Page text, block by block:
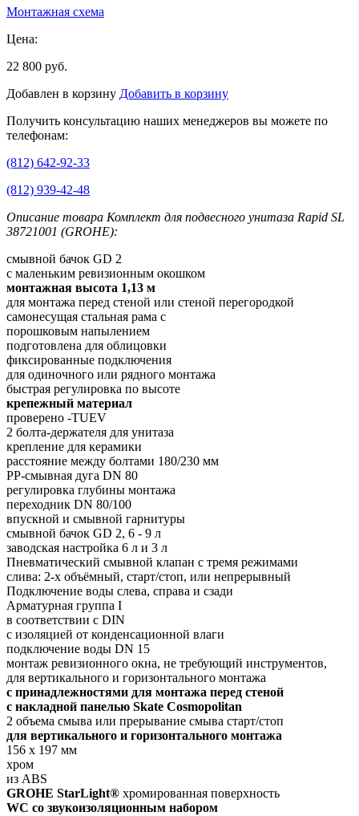
Монтажная схема
Цена:
22 800 руб.
Добавлен в корзину Добавить в корзину
Получить консультацию наших менеджеров вы можете по
телефонам:
(812) 642-92-33
(812) 939-42-48
Описание товара Комплект для подвесного унитаза Rapid SL
38721001 (GROHE):
смывной бачок GD 2
с маленьким ревизионным окошком
монтажная высота 1,13 м
для монтажа перед стеной или стеной перегородкой
самонесущая стальная рама с
порошковым напылением
подготовлена для облицовки
фиксированные подключения
для одиночного или рядного монтажа
быстрая регулировка по высоте
крепежный материал
проверено -TUEV
2 болта-держателя для унитаза
крепление для керамики
расстояние между болтами 180/230 мм
PP-смывная дуга DN 80
регулировка глубины монтажа
переходник DN 80/100
впускной и смывной гарнитуры
смывной бачок GD 2, 6 - 9 л
заводская настройка 6 л и 3 л
Пневматический смывной клапан с тремя режимами
слива: 2-х объёмный, старт/стоп, или непрерывный
Подключение воды слева, справа и сзади
Арматурная группа I
в соответствии с DIN
с изоляцией от конденсационной влаги
подключение воды DN 15
монтаж ревизионного окна, не требующий инструментов,
для вертикального и горизонтального монтажа
с принадлежностями для монтажа перед стеной
с накладной панелью Skate Cosmopolitan
2 объема смыва или прерывание смыва старт/стоп
для вертикального и горизонтального монтажа
156 x 197 мм
хром
из ABS
GROHE StarLight® хромированная поверхность
WC со звукоизоляционным набором